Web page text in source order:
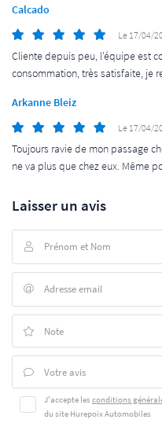
ACCUEIL
- ENTRETIEN
- PEINTURE
ADA
NEUFS
AVIS
Calcado
Le 17/04/
Cliente depuis peu, l'équipe est
consommation, très satisfaite, je
Arkanne Bleiz
Le 17/04/
Toujours ravie de mon passage
ne va plus que chez eux. Même
Laisser un avis
 Prénom et Nom
 Adresse email
 Note
 Votre avis
J'accepte les conditions
du site Hurepoix Automobiles